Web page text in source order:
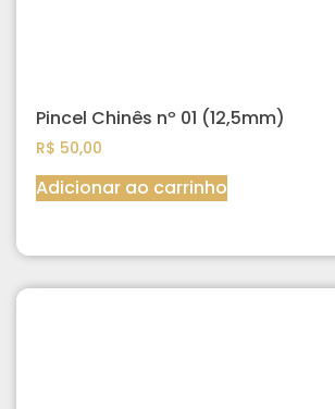
Pincel Chinês nº 01 (12,5mm)
R$ 50,00
Adicionar ao carrinho